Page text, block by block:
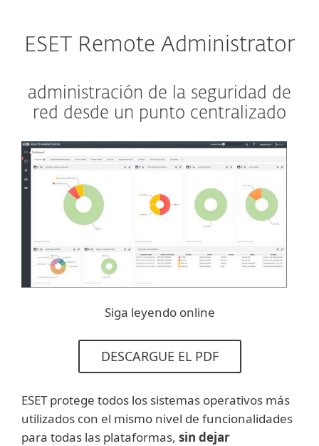
ESET Remote Administrator
administración de la seguridad de
red desde un punto centralizado
Siga leyendo online
DESCARGUE EL PDF
ESET protege todos los sistemas operativos más
utilizados con el mismo nivel de funcionalidades
para todas las plataformas, sin dejar